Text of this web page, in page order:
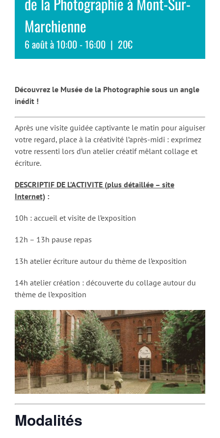
Marchienne
6 août à 10:00-16:00 | 20€
Découvrez le Musée de la Photographie sous un angle
inédit !
Après une visite guidée captivante le matin pour aiguiser
votre regard, place à la créativité l’après-midi : exprimez
votre ressenti lors d’un atelier créatif mêlant collage et
écriture.
DESCRIPTIF DE L’ACTIVITE (plus détaillée – site
Internet) :
10h : accueil et visite de l’exposition
12h – 13h pause repas
13h atelier écriture autour du thème de l’exposition
14h atelier création : découverte du collage autour du
thème de l’exposition
Modalités